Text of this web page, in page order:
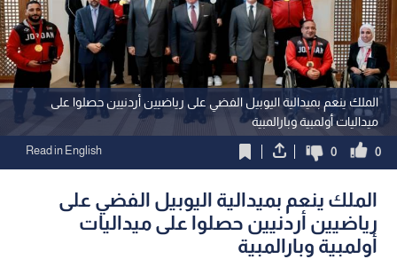
الملك ينعم بميدالية اليوبيل الفضي على رياضيين أردنيين حصلوا على
ميداليات أولمبية وبارالمبية
0
0
Read in English
الملك ينعم بميدالية اليوبيل الفضي على
رياضيين أردنيين حصلوا على ميداليات
أولمبية وبارالمبية